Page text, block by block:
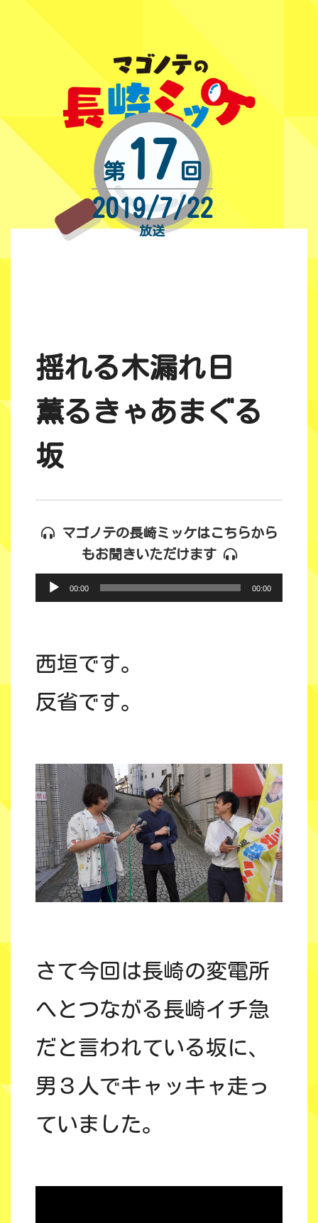
第17 回
2019/7/22
放送
揺れる木漏れ日
薫るきゃあまぐる
坂
マゴノテの長崎ミッケはこちらから
もお聞きいただけます
音
プ
00:00 00:00
西垣です。
反省です。
さて今回は長崎の変電所
へとつながる長崎イチ急
だと言われている坂に、
男３人でキャッキャ走っ
ていました。